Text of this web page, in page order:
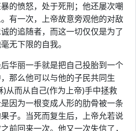
的愤怒，处于死刑；他还屡次嘲
有一次，上帝故意旁观他的对敌
的追随者，而这一切仅仅是为了
无下限的自我。
华丽一手就是把自己投胎到一个
那么他可以与他的子民共同生
从而从自己(作为上帝)手中拯救
因为一根变成人形的肋骨被一条
子。当死而复生后，上帝允若说
前回来一次。他又一次失信了，